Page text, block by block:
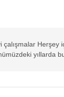
çalışmalar Herşey
yıllarda